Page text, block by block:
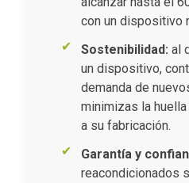
con un dispositivo
Sostenibilidad: al
un dispositivo,
demanda de
minimizas la
a su fabricación.
Garantía y
reacondicionados